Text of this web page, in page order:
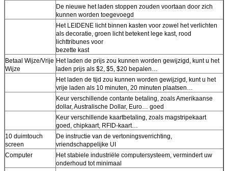
Laat een bericht achter
We bellen je snel terug!
De nieuwe het laden stoppen zouden voortaan door zich
kunnen worden toegevoegd
Het LEIDENE licht binnen kasten voor zowel het verlichten
als decoratie, groen licht betekent lege kast, rood
lichttribunes voor
bezette kast
Betaal Wijze/Vrije
Wijze
Het laden de prijs zou kunnen worden gewijzigd, kunt u het
laden prijs als $2, $5, $20 bepalen…
Het laden de tijd zou kunnen worden gewijzigd, kunt u het
vrije laden als 10 minuten, 20 minuten plaatsen…
Keur verschillende contante betaling, zoals Amerikaanse
dollar, Australische Dollar, Euro… goed
Keur verschillende kaartbetaling, zoals magstripekaart
goed, chipkaart, RFID-kaart…
10 duimtouch
screen
De instructie van de vertoningsverrichting,
vriendschappelijke UI
Computer
Het stabiele industriële computersysteem, vermindert uw
onderhoud tot minimaal